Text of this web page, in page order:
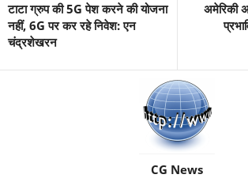
टाटा ग्रुप की 5G पेश करने की योजना
नहीं, 6G पर कर रहे न‍िवेश: एन
चंद्रशेखरन
अमेरिकी
CG News